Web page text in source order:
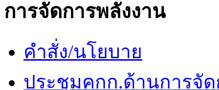
การจัดการพลังงาน
คำสั่ง/นโยบาย
ประชุมคกก.ด้านการจัด